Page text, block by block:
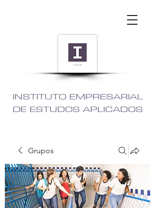
INSTITUTO EMPRESARIAL
DE ESTUDOS APLICADOS
Grupos